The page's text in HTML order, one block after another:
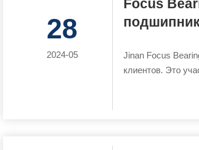
28
2024-05
Focus
Jinan Focus
клиентов. Это